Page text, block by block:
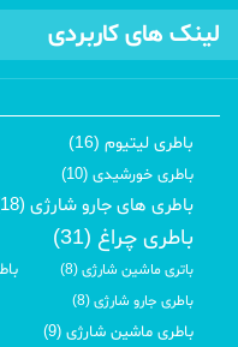
لینک های کاربردی
باطری لیتیوم (16)
باطری خورشیدی (10)
باطری های جارو شارژی (18)
باطری چراغ (31)
باتری ماشین شارژی (8)
باطری جارو شارژی (8)
باطری ماشین شارژی (9)